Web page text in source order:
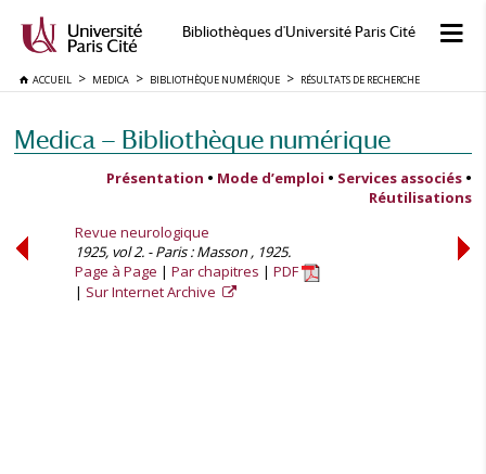
Bibliothèques d'Université Paris Cité
ACCUEIL MEDICA BIBLIOTHÈQUE NUMÉRIQUE RÉSULTATS DE RECHERCHE
Medica — Bibliothèque numérique
Présentation • Mode d’emploi • Services associés •
Réutilisations
Revue neurologique
1925, vol 2. - Paris : Masson , 1925.
Page à Page
Par chapitres
PDF
Sur Internet Archive